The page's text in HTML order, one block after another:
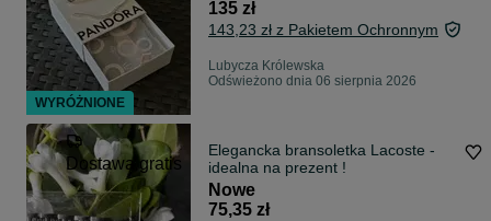
135 zł
143,23 zł z Pakietem Ochronnym
Lubycza Królewska
Odświeżono dnia 06 sierpnia 2026
Dostawa gratis
Elegancka bransoletka Lacoste -
idealna na prezent !
Nowe
75,35 zł
WYRÓŻNIONE